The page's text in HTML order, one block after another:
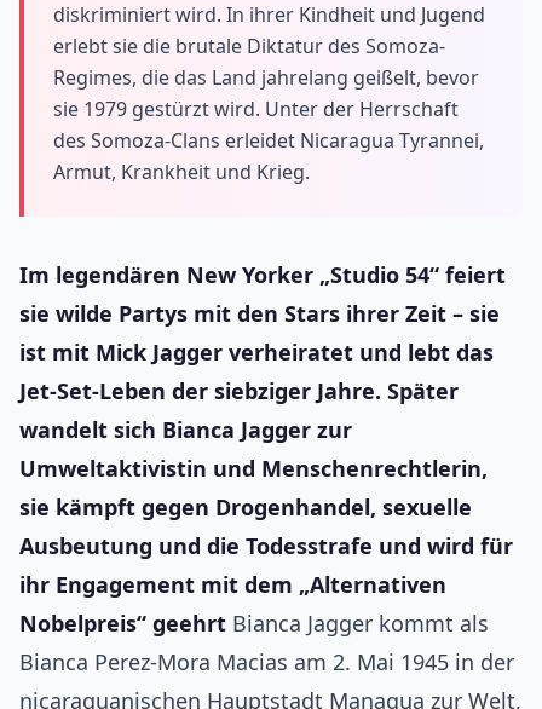
diskriminiert wird. In ihrer Kindheit und Jugend
erlebt sie die brutale Diktatur des Somoza-
Regimes, die das Land jahrelang geißelt, bevor
sie 1979 gestürzt wird. Unter der Herrschaft
des Somoza-Clans erleidet Nicaragua Tyrannei,
Armut, Krankheit und Krieg.
Im legendären New Yorker „Studio 54“ feiert
sie wilde Partys mit den Stars ihrer Zeit – sie
ist mit Mick Jagger verheiratet und lebt das
Jet-Set-Leben der siebziger Jahre. Später
wandelt sich Bianca Jagger zur
Umweltaktivistin und Menschenrechtlerin,
sie kämpft gegen Drogenhandel, sexuelle
Ausbeutung und die Todesstrafe und wird für
ihr Engagement mit dem „Alternativen
Nobelpreis“ geehrt Bianca Jagger kommt als
Bianca Perez-Mora Macias am 2. Mai 1945 in der
nicaraguanischen Hauptstadt Managua zur Welt,